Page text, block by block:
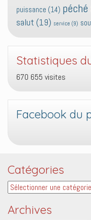
puissance (14) péché
salut (19) service (9)
Statistiques
670 655 visites
Facebook du
Catégories
Catégories
Archives